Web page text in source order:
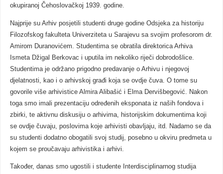
okupiranoj Čehoslovačkoj 1939. godine.
Najprije su Arhiv posjetili studenti druge godine Odsjeka za historiju
Filozofskog fakulteta Univerziteta u Sarajevu sa svojim profesorom dr.
Amirom Duranovićem. Studentima se obratila direktorica Arhiva
Ismeta Džigal Berkovac i uputila im nekoliko riječi dobrodošlice.
Studentima je održano prigodno predavanje o Arhivu i njegovoj
djelatnosti, kao i o arhivskoj građi koja se ovdje čuva. O tome su
govorile više arhivistice Almira Alibašić i Elma Dervišbegović. Nakon
toga smo imali prezentaciju određenih eksponata iz naših fondova i
zbirki, te aktivnu diskusiju o arhivima, historijskim dokumentima koji
se ovdje čuvaju, poslovima koje arhivisti obavljaju, itd. Nadamo se da
su studenti dodatno obogatili svoj studij, posebno u okviru predmeta u
kojem se proučavaju arhivistika i arhivi.
Također, danas smo ugostili i studente Interdisciplinarnog studija